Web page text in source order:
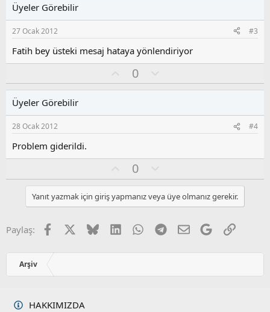
s
u
z
o
l
Üyeler Görebilir
27 Ocak 2012 #3
Fatih bey üsteki mesaj hataya yönlendiriyor
y
0
l
s
u
o
l
a
Üyeler Görebilir
28 Ocak 2012 #4
Problem giderildi.
y
l
a
0
l
u
m
u
z
o
l
Yanıt yazmak için giriş yapmanız veya üye olmanız gerekir.
Paylaş: Facebook BlueskyLinkedInWhatsApp
Telegram
E-postaGoogleLink
Arşiv
HAKKIMIZDA